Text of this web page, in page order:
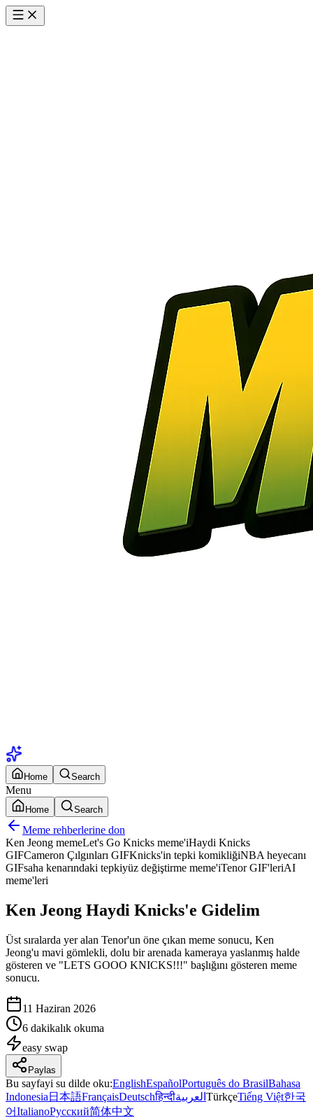
Home Search
Menu
Home Search
Meme rehberlerine don
Ken Jeong memeLet's Go Knicks meme'iHaydi Knicks
GIFCameron Çılgınları GIFKnicks'in tepki komikliğiNBA heyecanı
GIFsaha kenarındaki tepkiyüz değiştirme meme'iTenor GIF'leriAI
meme'leri
Ken Jeong Haydi Knicks'e Gidelim
Üst sıralarda yer alan Tenor'un öne çıkan meme sonucu, Ken
Jeong'u mavi gömlekli, dolu bir arenada kameraya yaslanmış halde
gösteren ve "LETS GOOO KNICKS!!!" başlığını gösteren meme
sonucu.
11 Haziran 2026
6 dakikalık okuma
easy swap
Paylas
Bu sayfayi su dilde oku:EnglishEspañolPortuguês do BrasilBahasa
Indonesia 日本語FrançaisDeutschहिन्दीالعربية TürkçeTiếng Việt한국
어ItalianoРусский简体中文